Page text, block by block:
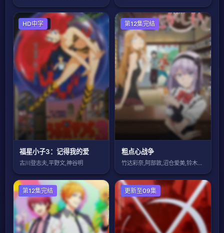
日本动漫
HD中字
福星小子3：记得我的爱
古川登志夫,平野文,神谷明
日本动漫
第12集完结
粗点心战争
竹达彩奈,阿部敦,沼仓爱美,铃木达央,藤
日本动漫
第12集完结 国产动漫
更新至09集